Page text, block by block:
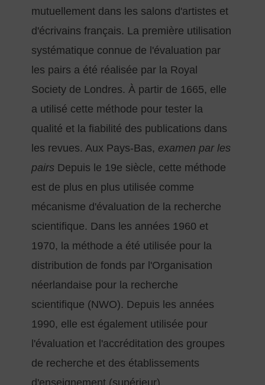
mutuellement dans les salons d'artistes et
d'écrivains français. La première utilisation
systématique connue de l'évaluation par
les pairs a été réalisée par la Royal
Society de Londres. À partir de 1665, elle
a utilisé cette méthode pour tester la
qualité et la fiabilité des publications dans
les revues. Aux Pays-Bas, examen par les
pairs Depuis le 19e siècle, cette méthode
est de plus en plus utilisée comme
mécanisme d'évaluation de la recherche
scientifique. Dans les années 1960 et
1970, la méthode a été utilisée pour la
distribution de fonds par l'Organisation
néerlandaise pour la recherche
scientifique (NWO). Depuis les années
1990, elle est également utilisée pour
l'évaluation et l'accréditation des groupes
de recherche et des établissements
d'enseignement (supérieur).